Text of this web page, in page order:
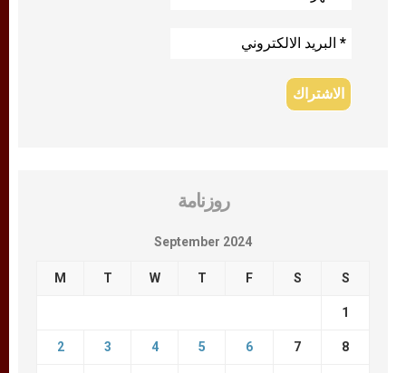
روزنامة
September 2024
M T W T F S S
1
2 3 4 5 6 7 8